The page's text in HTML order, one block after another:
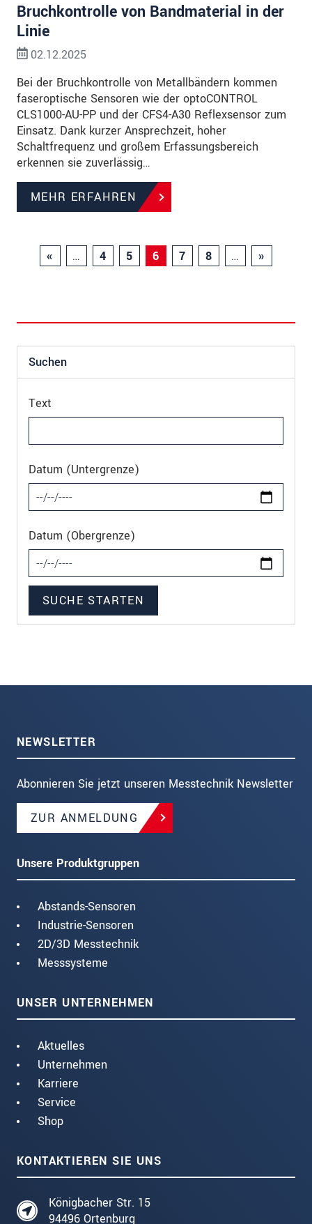
Bruchkontrolle von Bandmaterial in der
Linie
02.12.2025
Bei der Bruchkontrolle von Metallbändern kommen
faseroptische Sensoren wie der optoCONTROL
CLS1000-AU-PP und der CFS4-A30 Reflexsensor zum
Einsatz. Dank kurzer Ansprechzeit, hoher
Schaltfrequenz und großem Erfassungsbereich
erkennen sie zuverlässig…
MEHR ERFAHREN
« … 4 5 6 7 8 … »
Suchen
Text
Datum (Untergrenze)
Datum (Obergrenze)
NEWSLETTER
Abonnieren Sie jetzt unseren Messtechnik Newsletter
ZUR ANMELDUNG
Unsere Produktgruppen
Abstands-Sensoren
Industrie-Sensoren
2D/3D Messtechnik
Messsysteme
UNSER UNTERNEHMEN
Aktuelles
Unternehmen
Karriere
Service
Shop
KONTAKTIEREN SIE UNS
Königbacher Str. 15
94496 Ortenburg